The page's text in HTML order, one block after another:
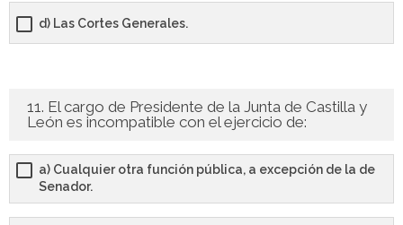
d) Las Cortes Generales.
11. El cargo de Presidente de la Junta de Castilla y
León es incompatible con el ejercicio de:
a) Cualquier otra función pública, a excepción de la de
Senador.